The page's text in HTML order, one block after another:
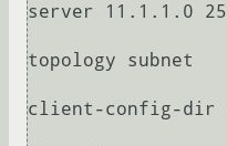
server 11.1.1.0
topology subnet
client-config-dir /